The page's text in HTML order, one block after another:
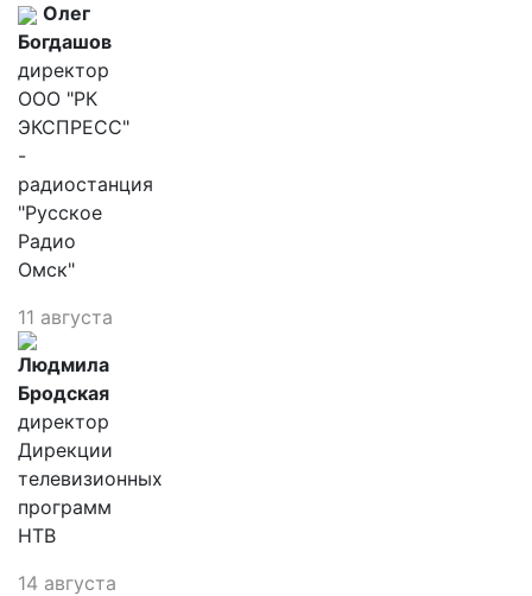
Олег
Богдашов
директор
ООО "РК
ЭКСПРЕСС"
-
радиостанция
"Русское
Радио
Омск"
11 августа
Людмила
Бродская
директор
Дирекции
телевизионных
программ
НТВ
14 августа